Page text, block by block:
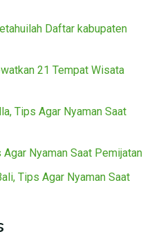
Daftar kabupaten
21 Tempat Wisata
Tips Agar Nyaman Saat
Nyaman Saat Pemijatan
Tips Agar Nyaman Saat